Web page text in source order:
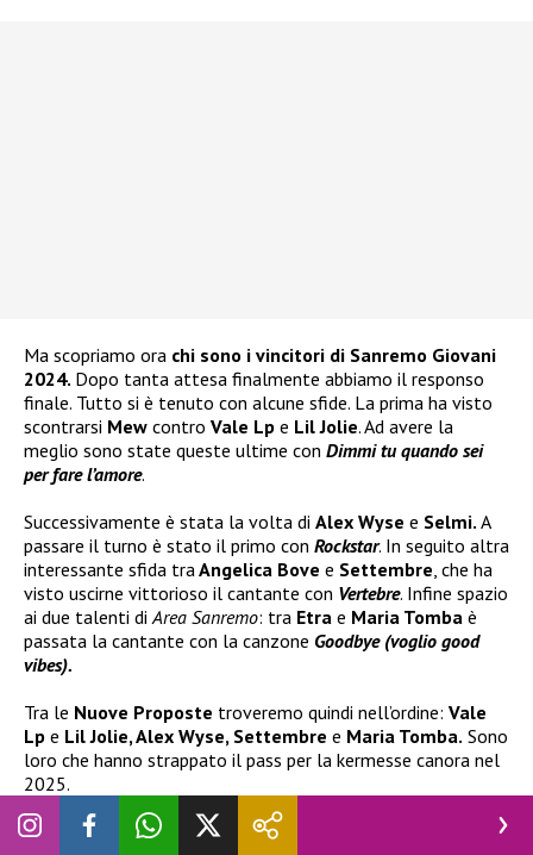
Ma scopriamo ora chi sono i vincitori di Sanremo Giovani
2024. Dopo tanta attesa finalmente abbiamo il responso
finale. Tutto si è tenuto con alcune sfide. La prima ha visto
scontrarsi Mew contro Vale Lp e Lil Jolie. Ad avere la
meglio sono state queste ultime con Dimmi tu quando sei
per fare l’amore.
Successivamente è stata la volta di Alex Wyse e Selmi. A
passare il turno è stato il primo con Rockstar. In seguito altra
interessante sfida traAngelica Bove e Settembre, che ha
visto uscirne vittorioso il cantante con Vertebre. Infine spazio
ai due talenti diArea Sanremo: tra Etra e Maria Tomba è
passata la cantante con la canzone Goodbye (voglio good
vibes).
Tra le Nuove Proposte troveremo quindi nell’ordine: Vale
Lp e Lil Jolie, Alex Wyse, Settembre e Maria Tomba. Sono
loro che hanno strappato il pass per la kermesse canora nel
2025.
I titoli dei brani dei vincitori diSanremo Giovani